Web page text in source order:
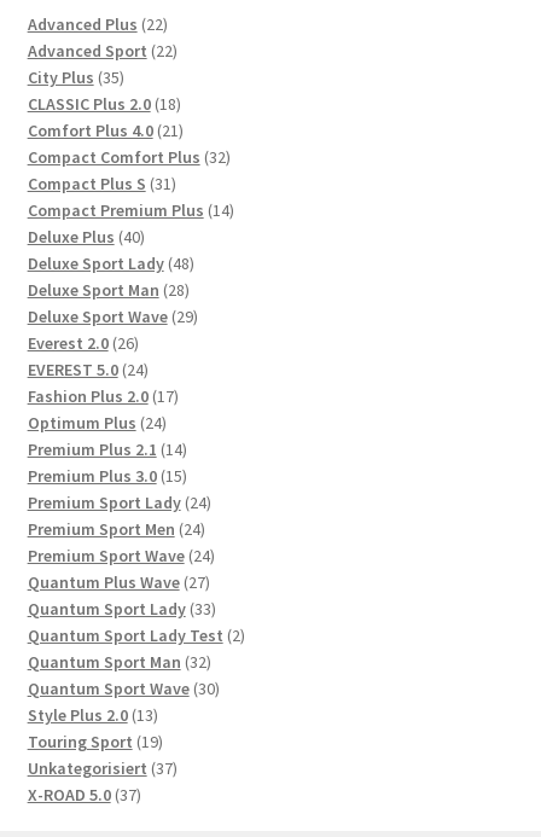
Advanced Plus 2222
Produkte
Advanced Sport 2222
City Plus 3535
Produkte
CLASSIC Plus 2.0 1818
Produkte
Comfort Plus 4.0 2121
Produkte
Compact Comfort Plus 3232
Compact Plus S 3131
Produkte
Compact Premium Plus 1414
Deluxe Plus 4040
Produkte
Deluxe Sport Lady 4848
Produkte
Deluxe Sport Man 2828
Produkte
Deluxe Sport Wave 2929
Everest 2.0 2626
Produkte
EVEREST 5.0 2424
Produkte
Fashion Plus 2.0 1717
Optimum Plus 2424
Produkte
Premium Plus 2.1 1414
Produkte
Premium Plus 3.0 1515
Produkte
Premium Sport Lady 2424
Premium Sport Men 2424
Produkte
Premium Sport Wave 2424
Produkte
Quantum Plus Wave 2727
Produkte
Quantum Sport Lady 3333
Produkte
Quantum Sport Lady Test 22
Quantum Sport Man 3232
Produkte
Quantum Sport Wave 3030
Style Plus 2.0 1313
Produkte
Touring Sport 1919
Produkte
Unkategorisiert 3737
X-ROAD 5.0 3737